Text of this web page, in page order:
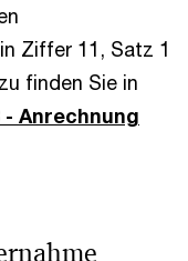
Ziffer 11, Satz 1
finden Sie in
Anrechnung